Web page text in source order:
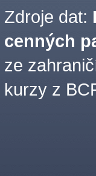
Zdroje dat:
cenných
ze
kurzy z